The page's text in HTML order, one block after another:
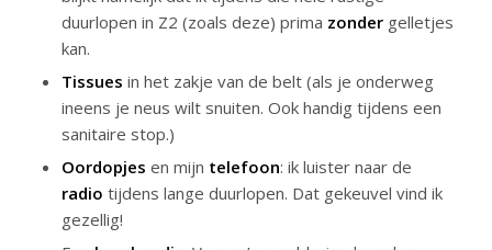
duurlopen in Z2 (zoals deze) prima zondergelletjes
kan.
Tissues in het zakje van de belt (als je onderweg
ineens je neus wilt snuiten. Ook handig tijdens een
sanitaire stop.)
Oordopjes en mijn telefoon: ik luister naar de
radio tijdens lange duurlopen. Dat gekeuvel vind ik
gezellig!